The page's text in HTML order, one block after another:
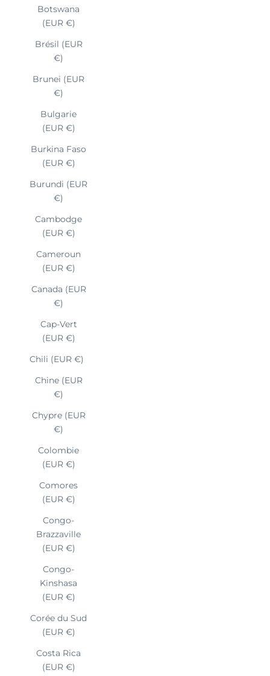
Botswana
(EUR €)
Brésil (EUR
€)
Brunei (EUR
€)
Bulgarie
(EUR €)
Burkina Faso
(EUR €)
Burundi (EUR
€)
Cambodge
(EUR €)
Cameroun
(EUR €)
Canada (EUR
€)
Cap-Vert
(EUR €)
Chili (EUR €)
Chine (EUR
€)
Chypre (EUR
€)
Colombie
(EUR €)
Comores
(EUR €)
Congo-
Brazzaville
(EUR €)
Congo-
Kinshasa
(EUR €)
Corée du Sud
(EUR €)
Costa Rica
(EUR €)